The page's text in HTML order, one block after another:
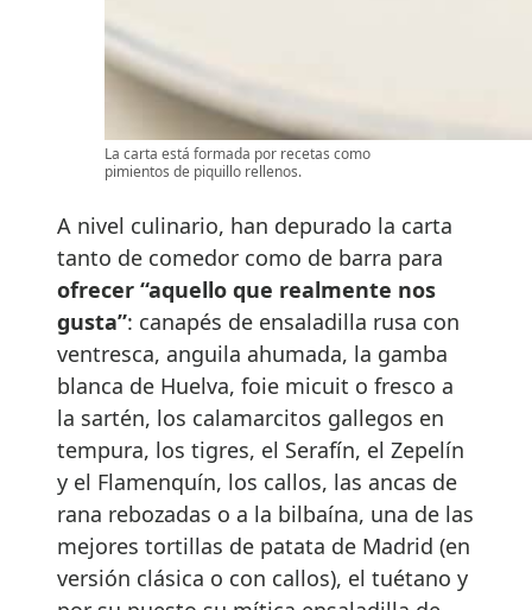
La carta está formada por recetas como
pimientos de piquillo rellenos.
A nivel culinario, han depurado la carta
tanto de comedor como de barra para
ofrecer “aquello que realmente nos
gusta”: canapés de ensaladilla rusa con
ventresca, anguila ahumada, la gamba
blanca de Huelva, foie micuit o fresco a
la sartén, los calamarcitos gallegos en
tempura, los tigres, el Serafín, el Zepelín
y el Flamenquín, los callos, las ancas de
rana rebozadas o a la bilbaína, una de las
mejores tortillas de patata de Madrid (en
versión clásica o con callos), el tuétano y